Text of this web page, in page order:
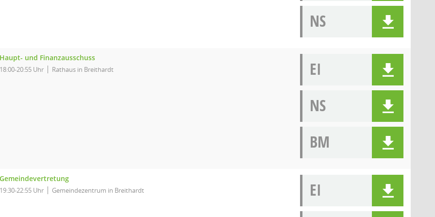
NS
Haupt- und Finanzausschuss
18:00-20:55 Uhr Rathaus in Breithardt
EI
NS
BM
Gemeindevertretung
19:30-22:55 Uhr Gemeindezentrum in Breithardt
EI